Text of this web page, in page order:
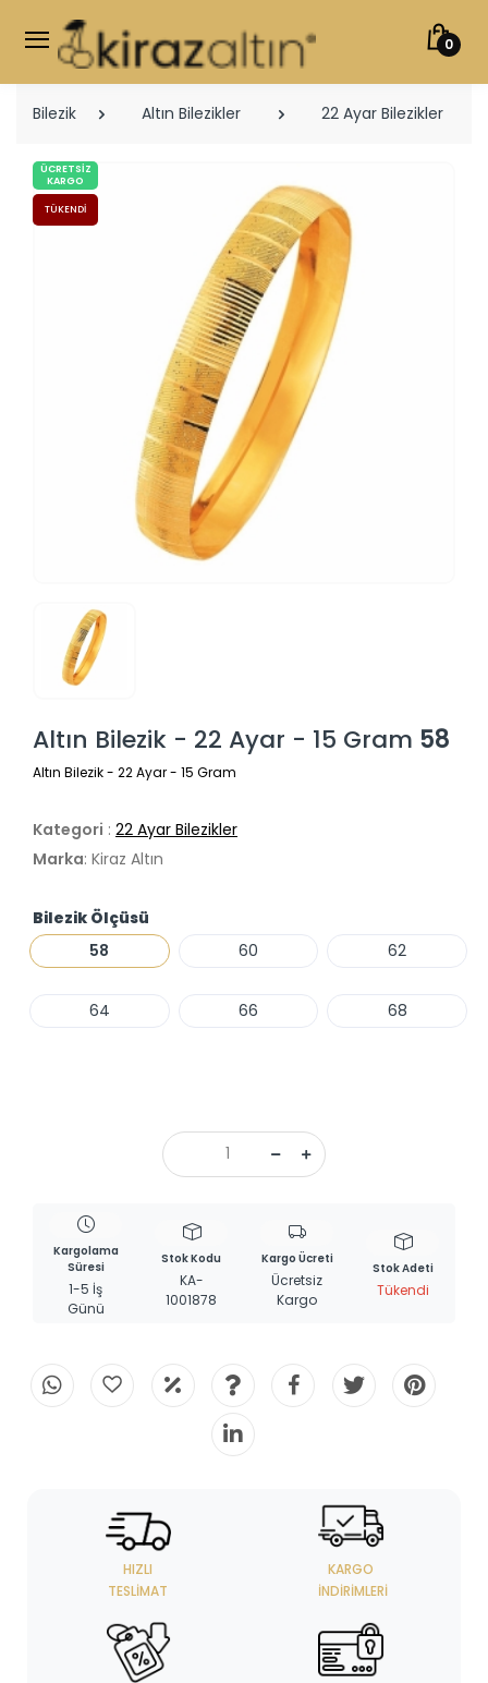
0
Bilezik Altın Bilezikler 22 Ayar Bilezikler
ÜCRETSIZ
KARGO
TÜKENDI
Altın Bilezik - 22 Ayar - 15 Gram 58
Altın Bilezik - 22 Ayar - 15 Gram
Kategori : 22 Ayar Bilezikler
Marka: Kiraz Altın
Bilezik Ölçüsü
58
60 62
64 66 68
Kargolama
Süresi
1-5 İş
Günü
Stok Kodu
KA-
1001878
Kargo Ücreti
Ücretsiz
Kargo
Stok Adeti
Tükendi
HIZLI
TESLIMAT
KARGO
İNDIRIMLERI